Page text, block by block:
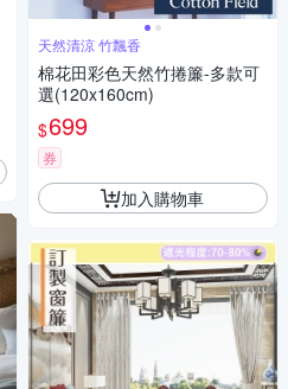
天然清涼 竹飄香
棉花田彩色天然竹捲簾-多款可
選(120x160cm)
$699
券
加入購物車